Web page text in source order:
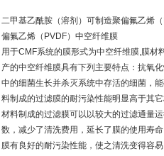
二甲基乙酰胺（溶剂）可制造
偏氟乙烯（PVDF）中空纤维膜
用于CMF系统的膜形式为中空纤维膜,膜材
产的中空纤维膜具有下列主要特点：抗氧
中的细菌生长并杀灭系统中存活的细菌，
料制成的过滤膜的耐污染性能明显高于其
材料制成的过滤膜可以以较大的过滤通量
数，减少了清洗费用，延长了膜的使用寿
膜有良好的耐污染性能，使之清洗变得容